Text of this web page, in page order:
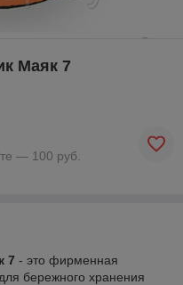
Маяк 7
— 100 руб.
7 - это фирменная
бережного хранения